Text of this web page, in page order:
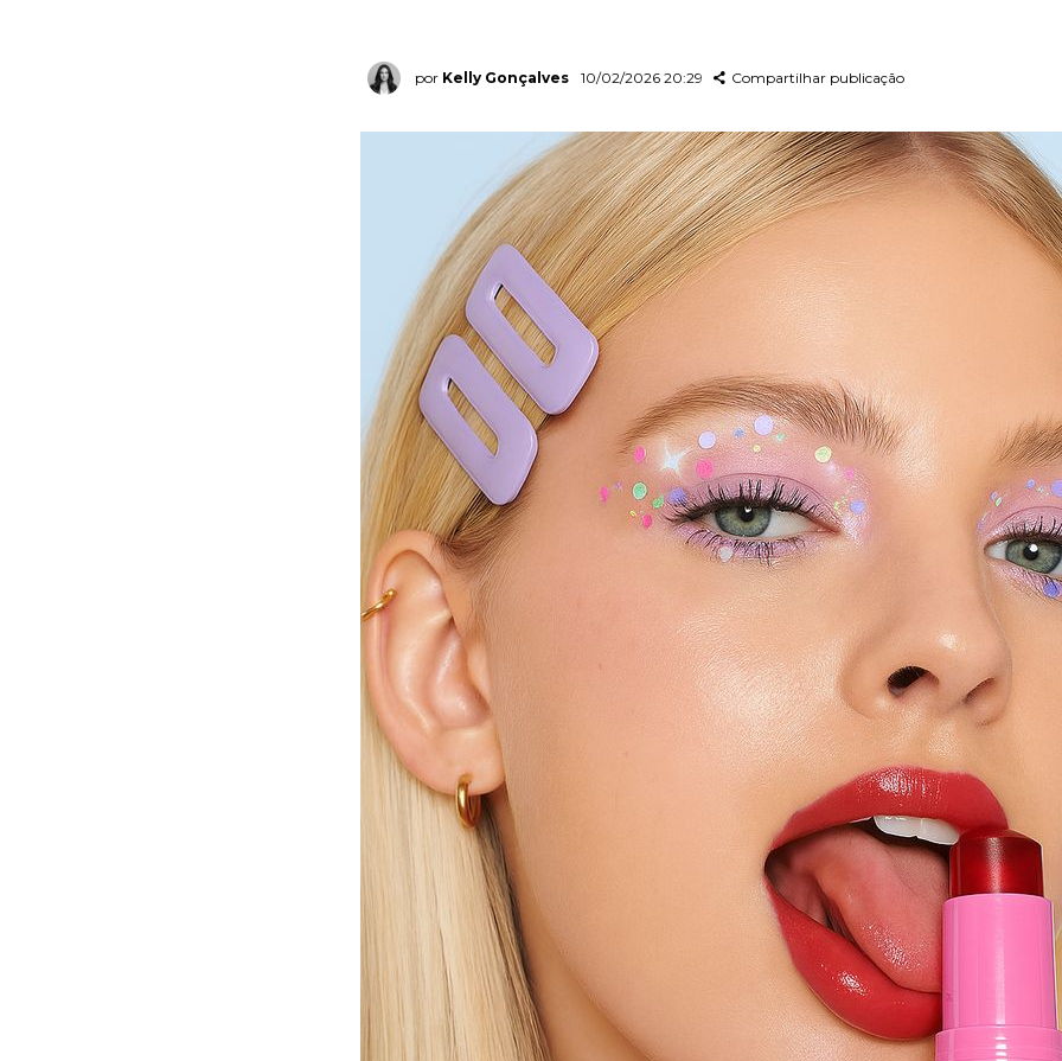
por Kelly Gonçalves 10/02/2026 20:29 Compartilhar publicação